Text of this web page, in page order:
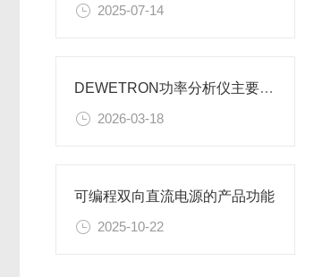
2025-07-14
DEWETRON功率分析仪主要作用解析
2026-03-18
可编程双向直流电源的产品功能
2025-10-22